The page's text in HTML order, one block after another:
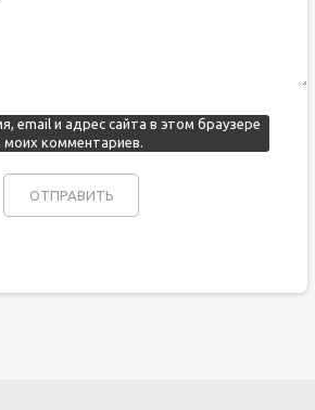
email и адрес сайта в этом браузере
комментариев.